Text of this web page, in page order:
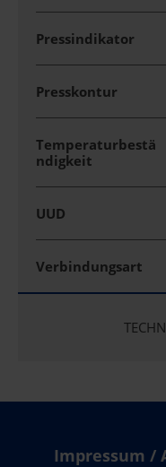
Pressindikator
Presskontur
Temperaturbestä
ndigkeit
UUD
Verbindungsart
Impressum /